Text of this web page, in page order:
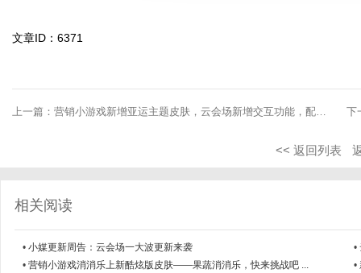
文章ID：6371
上一篇： 营销小游戏新增亚运主题皮肤，云会场新增交互功能，配置视频播放时间，大屏互动设置页 ... 下
<< 返回列表
相关阅读
• 小媒更新周告：云会场一大波更新来袭 •
• 营销小游戏消消乐上新酷炫版皮肤——果蔬消消乐，快来挑战吧 ... •